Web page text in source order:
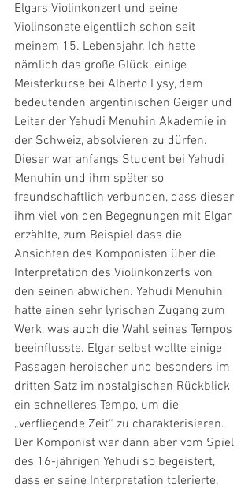
Elgars Violinkonzert und seine
Violinsonate eigentlich schon seit
meinem 15. Lebensjahr. Ich hatte
nämlich das große Glück, einige
Meisterkurse bei Alberto Lysy, dem
bedeutenden argentinischen Geiger und
Leiter der Yehudi Menuhin Akademie in
der Schweiz, absolvieren zu dürfen.
Dieser war anfangs Student bei Yehudi
Menuhin und ihm später so
freundschaftlich verbunden, dass dieser
ihm viel von den Begegnungen mit Elgar
erzählte, zum Beispiel dass die
Ansichten des Komponisten über die
Interpretation des Violinkonzerts von
den seinen abwichen. Yehudi Menuhin
hatte einen sehr lyrischen Zugang zum
Werk, was auch die Wahl seines Tempos
beeinflusste. Elgar selbst wollte einige
Passagen heroischer und besonders im
dritten Satz im nostalgischen Rückblick
ein schnelleres Tempo, um die
„verfliegende Zeit“ zu charakterisieren.
Der Komponist war dann aber vom Spiel
des 16-jährigen Yehudi so begeistert,
dass er seine Interpretation tolerierte.